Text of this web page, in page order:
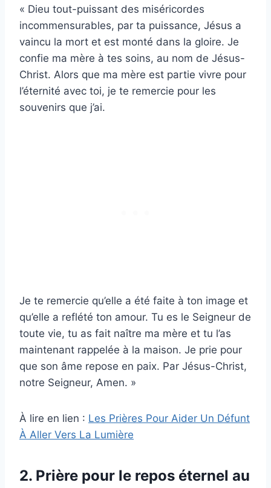
« Dieu tout-puissant des miséricordes
incommensurables, par ta puissance, Jésus a
vaincu la mort et est monté dans la gloire. Je
confie ma mère à tes soins, au nom de Jésus-
Christ. Alors que ma mère est partie vivre pour
l’éternité avec toi, je te remercie pour les
souvenirs que j’ai.
Je te remercie qu’elle a été faite à ton image et
qu’elle a reflété ton amour. Tu es le Seigneur de
toute vie, tu as fait naître ma mère et tu l’as
maintenant rappelée à la maison. Je prie pour
que son âme repose en paix. Par Jésus-Christ,
notre Seigneur, Amen. »
À lire en lien : Les Prières Pour Aider Un Défunt
À Aller Vers La Lumière
2. Prière pour le repos éternel au